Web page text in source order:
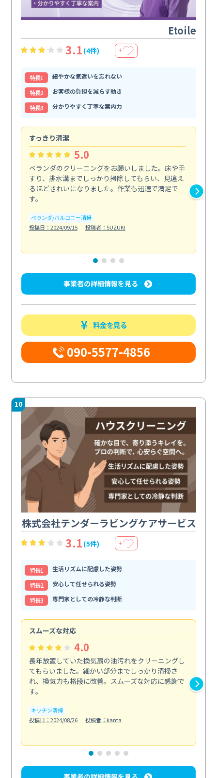
Etoile
3.1 (4件) ＋
特⻑1
細やかな気遣いを忘れない
特⻑2
お客様の負担を減らす動き
特⻑3
分かりやすく丁寧な案内力
すっきり清潔
5.0
ベランダのクリーニングをお願いしました。床や手
すり、排水溝までしっかり掃除してもらい、見違え
るほどきれいになりました。作業も迅速で満足で
す。
ベランダ/バルコニー清掃
投稿日：2024/09/15
投稿者：SUZUKI
事業者の詳細情報を見る
料金を見る
090-5577-4856
10
株式会社テンダーラビングケアサービス
3.1 (5件) ＋
特⻑1
生活リズムに配慮した姿勢
特⻑2
安心して任せられる姿勢
特⻑3
専門家としての冷静な判断
スムーズな対応
4.0
長年放置していた換気扇の油汚れをクリーニングし
てもらいました。細かい部分までしっかり清掃さ
れ、換気力も格段に改善。スムーズな対応に感謝で
す。
キッチン清掃
投稿日：2024/08/26
投稿者：kanta